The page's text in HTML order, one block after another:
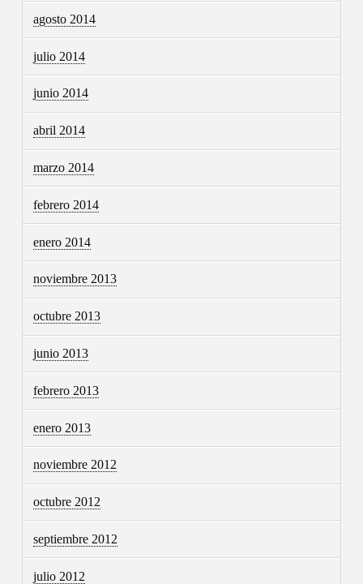
agosto 2014
julio 2014
junio 2014
abril 2014
marzo 2014
febrero 2014
enero 2014
noviembre 2013
octubre 2013
junio 2013
febrero 2013
enero 2013
noviembre 2012
octubre 2012
septiembre 2012
julio 2012